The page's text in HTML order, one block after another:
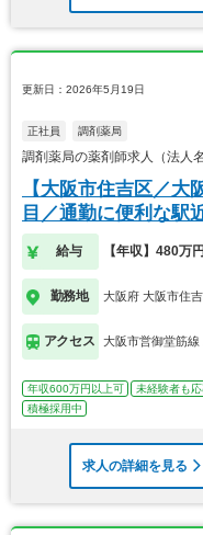
更新日：2026年5月19日
正社員 調剤薬局
調剤薬局の薬剤師求人（法人
【大阪市住吉区／
目／通勤に便利な駅
給与 【年収】480万
勤務地 大阪府 大阪市住吉
アクセス 大阪市営御堂筋線
年収600万円以上可 未経験者も
積極採用中
求人の詳細を見る